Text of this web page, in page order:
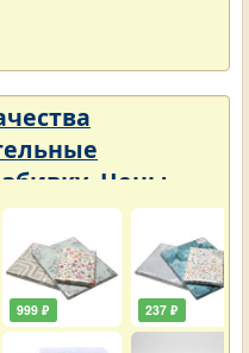
Цены
999 ₽ 237 ₽